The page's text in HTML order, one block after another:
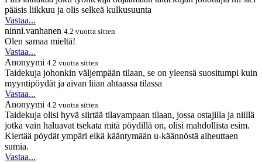
pääsis liikkuu ja olis selkeä kulkusuunta
Vastaa...
ninni.vanhanen 4.2 vuotta sitten
Olen samaa mieltä!
Vastaa...
Anonyymi 4.2 vuotta sitten
Taidekuja johonkin väljempään tilaan, se on yleensä suositumpi kuin
myyntipöydät ja aivan liian ahtaassa tilassa
Vastaa...
Anonyymi 4.2 vuotta sitten
Taidekuja olisi hyvä siirtää tilavampaan tilaan, jossa ostajilla ja niillä
jotka vain haluavat tsekata mitä pöydillä on, olisi mahdollista esim.
Kiertää pöydät ympäri eikä kääntymään u-käännöstä aiheuttaen
sumia.
Vastaa...